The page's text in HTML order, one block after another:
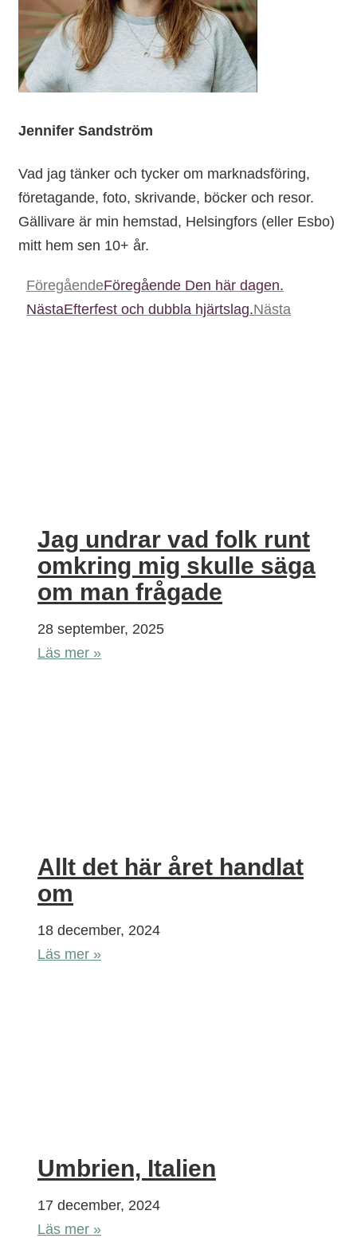
Jennifer Sandström
Vad jag tänker och tycker om marknadsföring,
företagande, foto, skrivande, böcker och resor.
Gällivare är min hemstad, Helsingfors (eller Esbo)
mitt hem sen 10+ år.
FöregåendeFöregående Den här dagen.
NästaEfterfest och dubbla hjärtslag.Nästa
Jag undrar vad folk runt
omkring mig skulle säga
om man frågade
28 september, 2025
Läs mer »
Allt det här året handlat
om
18 december, 2024
Läs mer »
Umbrien, Italien
17 december, 2024
Läs mer »